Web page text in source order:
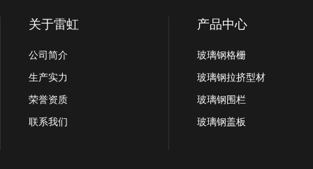
关于雷虹
公司简介
生产实力
荣誉资质
联系我们
产品中心
玻璃钢格栅
玻璃钢拉挤型材
玻璃钢围栏
玻璃钢盖板